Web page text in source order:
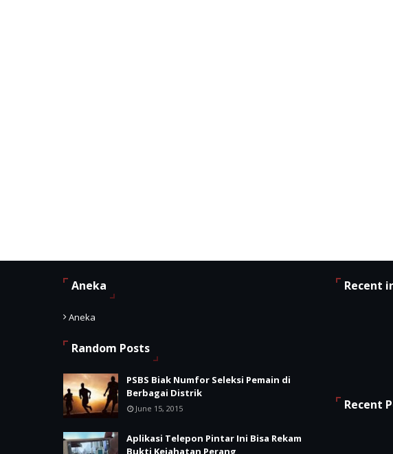
Aneka
Aneka
Random Posts
PSBS Biak Numfor Seleksi Pemain di
Berbagai Distrik
June 15, 2015
Aplikasi Telepon Pintar Ini Bisa Rekam
Bukti Kejahatan Perang
Recent
Recent